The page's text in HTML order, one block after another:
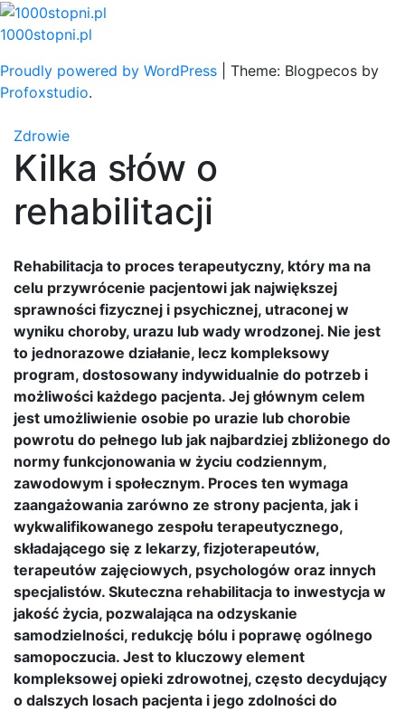
Skip
to
1000stopni.pl
Proudly powered by WordPress
Theme: Blogpecos by
Profoxstudio.
Zdrowie
Kilka słów o
rehabilitacji
Rehabilitacja to proces terapeutyczny, który ma na
celu przywrócenie pacjentowi jak największej
sprawności fizycznej i psychicznej, utraconej w
wyniku choroby, urazu lub wady wrodzonej. Nie jest
to jednorazowe działanie, lecz kompleksowy
program, dostosowany indywidualnie do potrzeb i
możliwości każdego pacjenta. Jej głównym celem
jest umożliwienie osobie po urazie lub chorobie
powrotu do pełnego lub jak najbardziej zbliżonego do
normy funkcjonowania w życiu codziennym,
zawodowym i społecznym. Proces ten wymaga
zaangażowania zarówno ze strony pacjenta, jak i
wykwalifikowanego zespołu terapeutycznego,
składającego się z lekarzy, fizjoterapeutów,
terapeutów zajęciowych, psychologów oraz innych
specjalistów. Skuteczna rehabilitacja to inwestycja w
jakość życia, pozwalająca na odzyskanie
samodzielności, redukcję bólu i poprawę ogólnego
samopoczucia. Jest to kluczowy element
kompleksowej opieki zdrowotnej, często decydujący
o dalszych losach pacjenta i jego zdolności do